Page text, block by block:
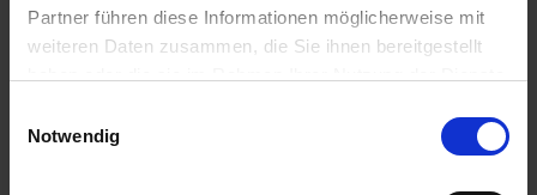
Partner führen diese Informationen möglicherweise mit
weiteren Daten zusammen, die Sie ihnen bereitgestellt
Notwendig